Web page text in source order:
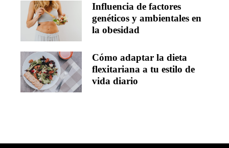
Influencia de factores
genéticos y ambientales en
la obesidad
Cómo adaptar la dieta
flexitariana a tu estilo de
vida diario